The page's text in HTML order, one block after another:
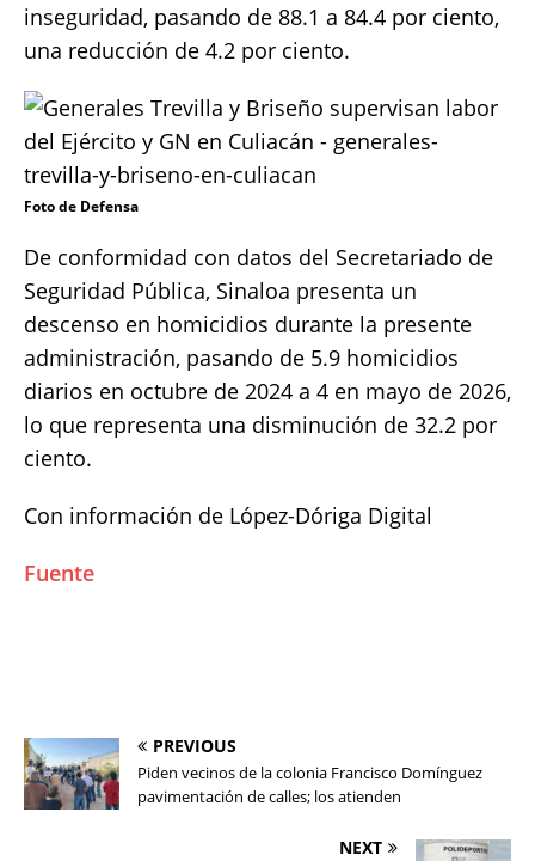
inseguridad, pasando de 88.1 a 84.4 por ciento,
una reducción de 4.2 por ciento.
Foto de Defensa
De conformidad con datos del Secretariado de
Seguridad Pública, Sinaloa presenta un
descenso en homicidios durante la presente
administración, pasando de 5.9 homicidios
diarios en octubre de 2024 a 4 en mayo de 2026,
lo que representa una disminución de 32.2 por
ciento.
Con información de López-Dóriga Digital
Fuente
PREVIOUS
Piden vecinos de la colonia Francisco Domínguez
pavimentación de calles; los atienden
NEXT